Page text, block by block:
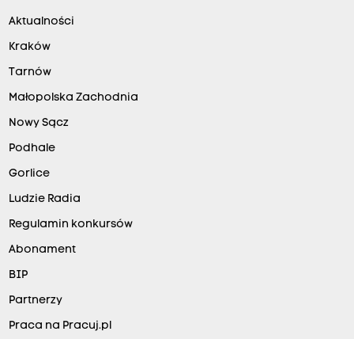
Aktualności
Kraków
Tarnów
Małopolska Zachodnia
Nowy Sącz
Podhale
Gorlice
Ludzie Radia
Regulamin konkursów
Abonament
BIP
Partnerzy
Praca na Pracuj.pl